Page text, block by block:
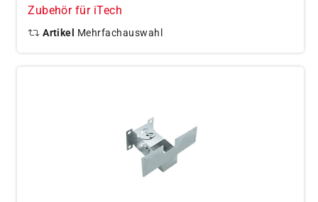
Zubehör für iTech
Artikel Mehrfachauswahl